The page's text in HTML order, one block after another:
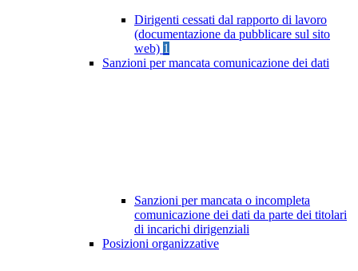
Dirigenti cessati dal rapporto di lavoro
(documentazione da pubblicare sul sito
web) 1
Sanzioni per mancata comunicazione dei dati
Sanzioni per mancata o incompleta
comunicazione dei dati da parte dei titolari
di incarichi dirigenziali
Posizioni organizzative